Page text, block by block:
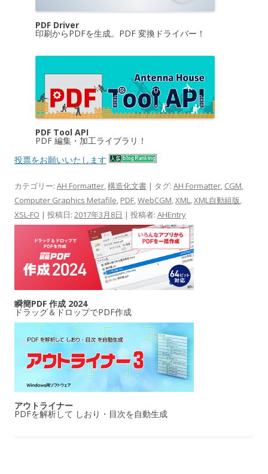
PDF Driver
印刷からPDFを生成。PDF 変換ドライバー！
PDF Tool API
PDF 編集・加工ライブラリ！
投票をお願いいたします
カテゴリー: AH Formatter,構造化文書 | タグ: AH Formatter, CGM,
Computer Graphics Metafile, PDF,WebCGM,XML,XML自動組版,
XSL-FO | 投稿日: 2017年3月8日 | 投稿者: AHEntry
瞬簡PDF 作成 2024
ドラッグ＆ドロップでPDF作成
アウトライナー
PDFを解析して しおり・目次を自動生成